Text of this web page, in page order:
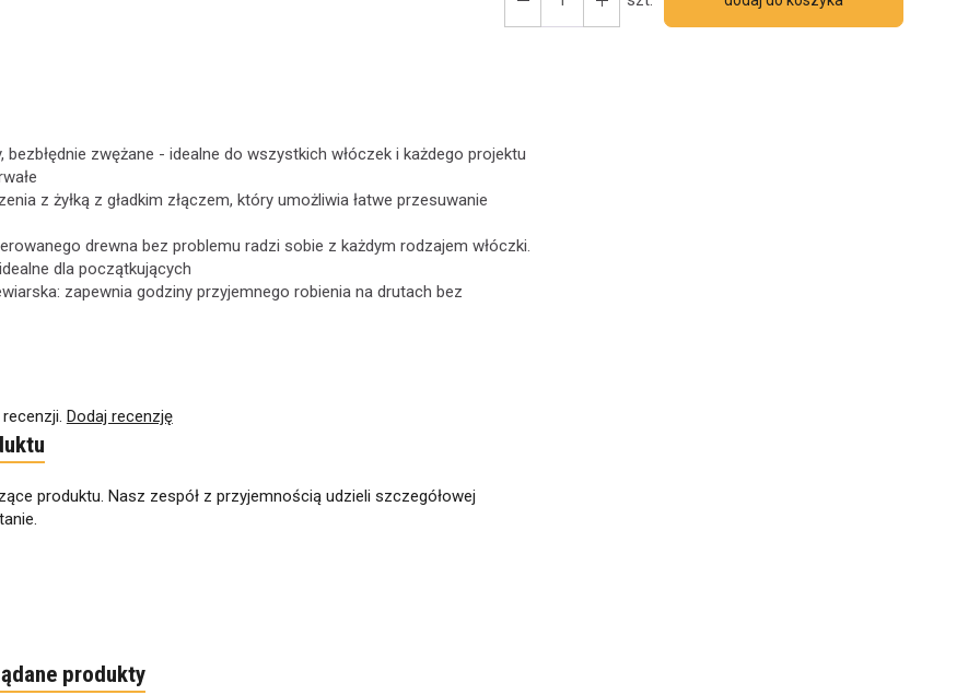
bezbłędnie zwężane - idealne do wszystkich włóczek i każdego projektu
z żyłką z gładkim złączem, który umożliwia łatwe przesuwanie
drewna bez problemu radzi sobie z każdym rodzajem włóczki.
dla początkujących
zapewnia godziny przyjemnego robienia na drutach bez
Dodaj recenzję
produktu. Nasz zespół z przyjemnością udzieli szczegółowej
produkty